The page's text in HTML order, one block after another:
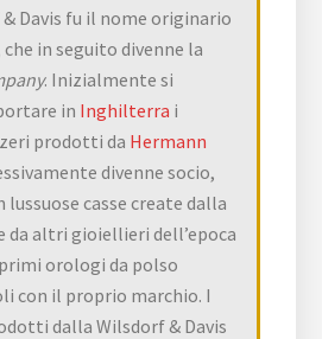
Davis fu il nome originario
in seguito divenne la
. Inizialmente si
in Inghilterra i
prodotti da Hermann
divenne socio,
casse create dalla
da altri gioiellieri dell’epoca
orologi da polso
con il proprio marchio. I
dalla Wilsdorf & Davis